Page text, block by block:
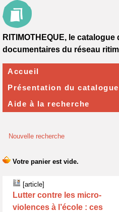
Nouvelle recherche
[article]
Lutter contre les micro-
violences à l’école : ces
RITIMOTHEQUE, le
documentaires du réseau
Accueil
Présentation du catalogue
Aide à la recherche